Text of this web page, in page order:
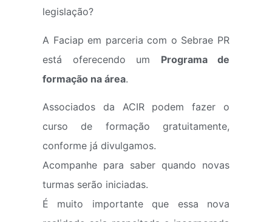
legislação?
A Faciap em parceria com o Sebrae PR
está oferecendo um Programa de
formação na área.
Associados da ACIR podem fazer o
curso de formação gratuitamente,
conforme já divulgamos.
Acompanhe para saber quando novas
turmas serão iniciadas.
É muito importante que essa nova